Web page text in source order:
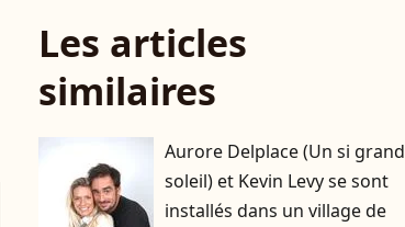
Les articles
similaires
Aurore Delplace (Un si grand
soleil) et Kevin Levy se sont
installés dans un village de